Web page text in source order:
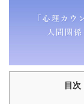
目次